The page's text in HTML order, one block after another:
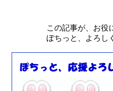
この記事が、お役
ぽちっと、よろし